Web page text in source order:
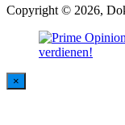
Copyright © 2026,
×